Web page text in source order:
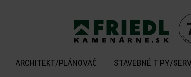
ARCHITEKT/PLÁNOVAČ STAVEBNÉ TIPY/